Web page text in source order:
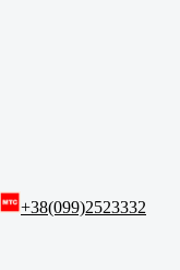
+38(099)2523332